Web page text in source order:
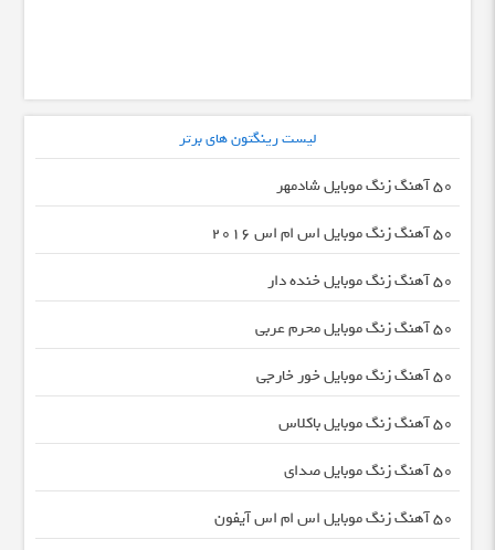
لیست رینگتون های برتر
50 آهنگ زنگ موبایل شادمهر
50 آهنگ زنگ موبایل اس ام اس 2016
50 آهنگ زنگ موبایل خنده دار
50 آهنگ زنگ موبایل محرم عربی
50 آهنگ زنگ موبایل خور خارجی
50 آهنگ زنگ موبایل باکلاس
50 آهنگ زنگ موبایل صدای
50 آهنگ زنگ موبایل اس ام اس آیفون